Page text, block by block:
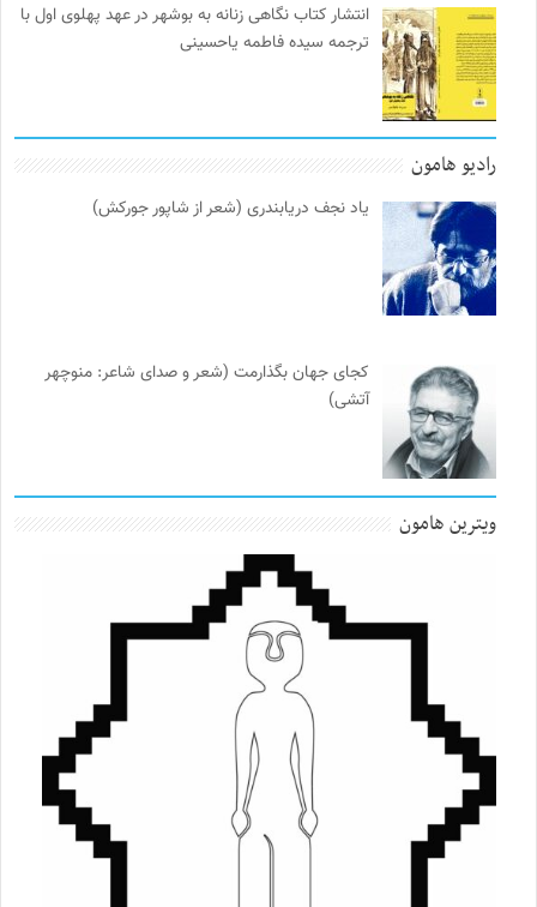
انتشار کتاب نگاهی زنانه به بوشهر در عهد پهلوی اول با
ترجمه سیده فاطمه یاحسینی
رادیو هامون
یاد نجف دریابندری (شعر از شاپور جورکش)
کجای جهان بگذارمت (شعر و صدای شاعر: منوچهر
آتشی)
ویترین هامون